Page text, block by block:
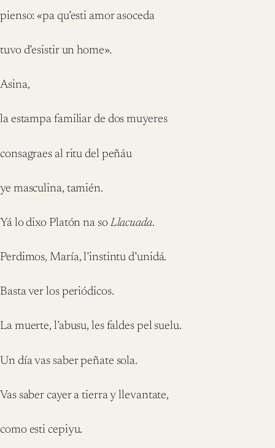
pienso: «pa qu’esti amor asoceda
tuvo d’esistir un home».
Asina,
la estampa familiar de dos muyeres
consagraes al ritu del peñáu
ye masculina, tamién.
Yá lo dixo Platón na soLlacuada.
Perdimos, María, l’instintu d’unidá.
Basta ver los periódicos.
La muerte, l’abusu, les faldes pel suelu.
Un día vas saber peñate sola.
Vas saber cayer a tierra y llevantate,
como esti cepiyu.